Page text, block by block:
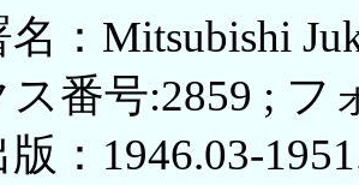
名：Mitsubishi
ス番号:2859 ; フ
版：1946.03-